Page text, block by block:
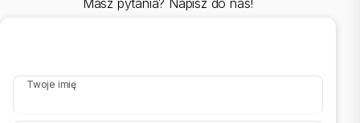
Masz pytania? Napisz do nas!
Twoje imię